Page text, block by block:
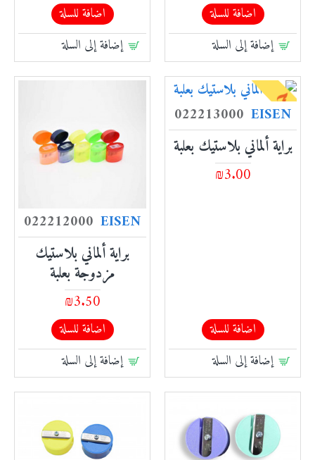
اضافة للسلة
إضافة إلى السلة
اضافة للسلة
إضافة إلى السلة
EISEN
022213000
براية ألماني بلاستيك بعلبة
₪3.00
اضافة للسلة
إضافة إلى السلة
EISEN
022212000
براية ألماني بلاستيك
مزدوجة بعلبة
₪3.50
اضافة للسلة
إضافة إلى السلة